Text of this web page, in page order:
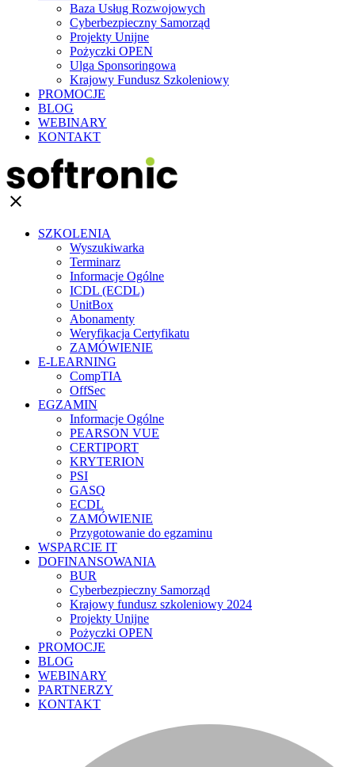
Baza Usług Rozwojowych
Cyberbezpieczny Samorząd
Projekty Unijne
Pożyczki OPEN
Ulga Sponsoringowa
Krajowy Fundusz Szkoleniowy
PROMOCJE
BLOG
WEBINARY
KONTAKT
clear
SZKOLENIA
Wyszukiwarka
Terminarz
Informacje Ogólne
ICDL (ECDL)
UnitBox
Abonamenty
Weryfikacja Certyfikatu
ZAMÓWIENIE
E-LEARNING
CompTIA
OffSec
EGZAMIN
Informacje Ogólne
PEARSON VUE
CERTIPORT
KRYTERION
PSI
GASQ
ECDL
ZAMÓWIENIE
Przygotowanie do egzaminu
WSPARCIE IT
DOFINANSOWANIA
BUR
Cyberbezpieczny Samorząd
Krajowy fundusz szkoleniowy 2024
Projekty Unijne
Pożyczki OPEN
PROMOCJE
BLOG
WEBINARY
PARTNERZY
KONTAKT